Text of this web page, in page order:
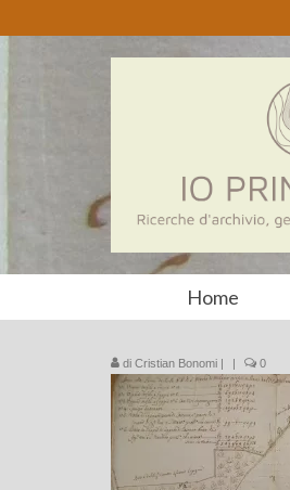
Home
di Cristian Bonomi | | 0